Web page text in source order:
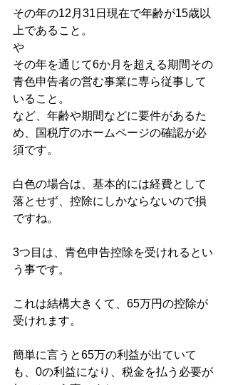
その年の12月31日現在で年齢が15歳以
上であること。
や
その年を通じて6か月を超える期間その
青色申告者の営む事業に専ら従事して
いること。
など、年齢や期間などに要件があるた
め、国税庁のホームページの確認が必
須です。
白色の場合は、基本的には経費として
落とせず、控除にしかならないので損
ですね。
3つ目は、青色申告控除を受けれるとい
う事です。
これは結構大きくて、65万円の控除が
受けれます。
簡単に言うと65万の利益が出ていて
も、0の利益になり、税金を払う必要が